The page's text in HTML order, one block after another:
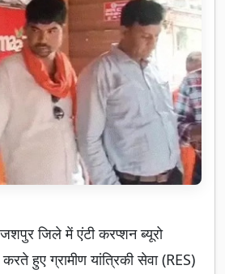
जिले में एंटी करप्शन ब्यूरो
हुए ग्रामीण यांत्रिकी सेवा (RES)